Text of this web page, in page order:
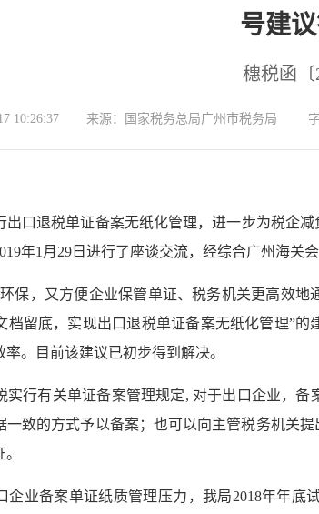
号建
穗税函〔
10:26:37 来源： 国家税务总局广州市税务局
出口退税单证备案无纸化管理，进一步为税企
年1月29日进行了座谈交流，经综合广州海关
保，又方便企业保管单证、税务机关更高效
档留底，实现出口退税单证备案无纸化管理”
。目前该建议已初步得到解决。
实行有关单证备案管理规定, 对于出口企业，
一致的方式予以备案；也可以向主管税务机关
企业备案单证纸质管理压力，我局2018年年